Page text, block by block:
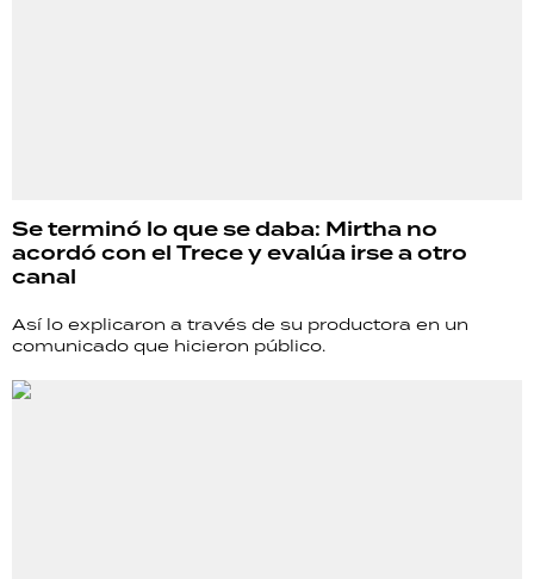
Se terminó lo que se daba: Mirtha no
acordó con el Trece y evalúa irse a otro
canal
Así lo explicaron a través de su productora en un
comunicado que hicieron público.